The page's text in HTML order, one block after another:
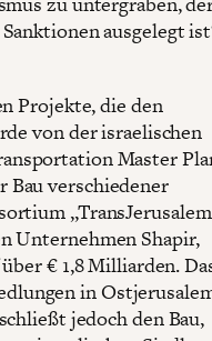
ausgelegt
Projekte, die den
von der israelischen
Master
Bau verschiedener
Unternehmen Shapir,
€ 1,8 Milliarden.
in
jedoch den Bau,